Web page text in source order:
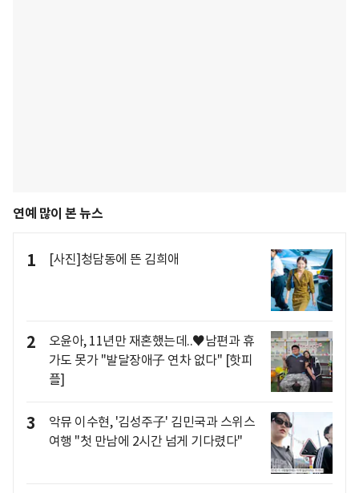
연예 많이 본 뉴스
1 [사진]청담동에 뜬 김희애
2
오윤아, 11년만 재혼했는데..♥남편과 휴
가도 못가 "발달장애子 연차 없다" [핫피
플]
3
악뮤 이수현, '김성주子' 김민국과 스위스
여행 "첫 만남에 2시간 넘게 기다렸다"